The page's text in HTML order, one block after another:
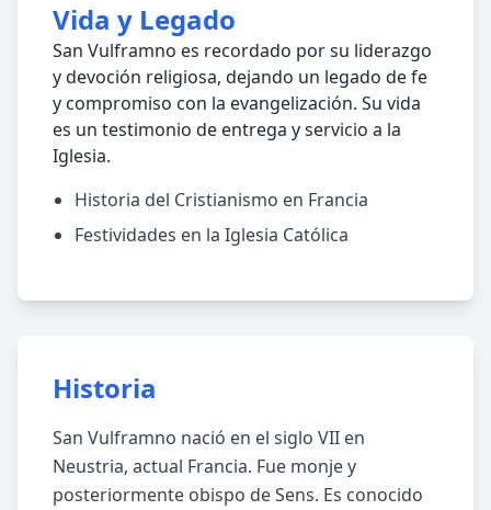
Vida y Legado
San Vulframno es recordado por su liderazgo
y devoción religiosa, dejando un legado de fe
y compromiso con la evangelización. Su vida
es un testimonio de entrega y servicio a la
Iglesia.
Historia del Cristianismo en Francia
Festividades en la Iglesia Católica
Historia
San Vulframno nació en el siglo VII en
Neustria, actual Francia. Fue monje y
posteriormente obispo de Sens. Es conocido